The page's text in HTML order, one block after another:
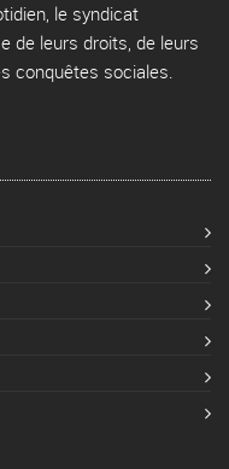
le syndicat
de leurs droits, de leurs
conquêtes sociales.